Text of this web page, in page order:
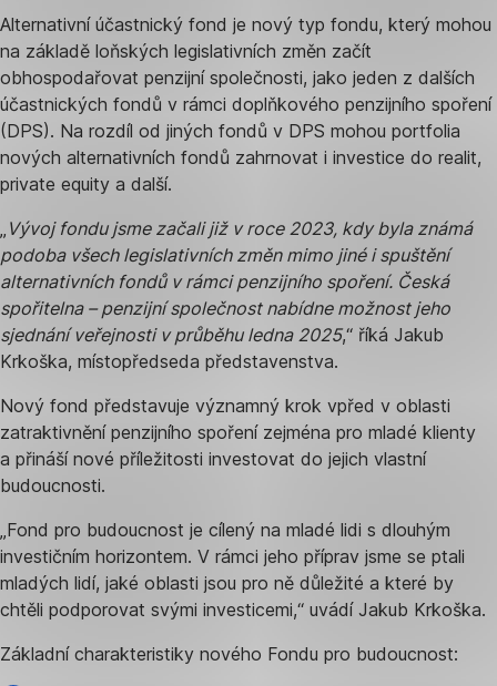
Alternativní účastnický fond je nový typ fondu, který mohou
na základě loňských legislativních změn začít
obhospodařovat penzijní společnosti, jako jeden z dalších
účastnických fondů v rámci doplňkového penzijního spoření
(DPS). Na rozdíl od jiných fondů v DPS mohou portfolia
nových alternativních fondů zahrnovat i investice do realit,
private equity a další.
„ Vývoj fondu jsme začali již v roce 2023, kdy byla známá
podoba všech legislativních změn mimo jiné i spuštění
alternativních fondů v rámci penzijního spoření. Česká
spořitelna – penzijní společnost nabídne možnost jeho
sjednání veřejnosti v průběhu ledna 2025,“ říká Jakub
Krkoška, místopředseda představenstva.
Nový fond představuje významný krok vpřed v oblasti
zatraktivnění penzijního spoření zejména pro mladé klienty
a přináší nové příležitosti investovat do jejich vlastní
budoucnosti.
„Fond pro budoucnost je cílený na mladé lidi s dlouhým
investičním horizontem. V rámci jeho příprav jsme se ptali
mladých lidí, jaké oblasti jsou pro ně důležité a které by
chtěli podporovat svými investicemi,“ uvádí Jakub Krkoška.
Základní charakteristiky nového Fondu pro budoucnost: